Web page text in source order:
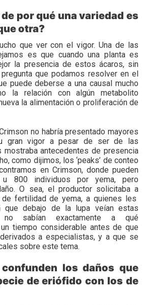
por qué una variedad es
otra?
que ver con el vigor. Una de las
es que cuando una planta es
la presencia de estos ácaros, sin
que podamos resolver en el
puede deberse a una causal mucho
la relación con algún metabolito
la alimentación o proliferación de
no habría presentado mayores
gran vigor a pesar de ser de las
mostraba antecedentes de presencia
como dijimos, los ‘peaks’ de conteo
en Crimson, donde pueden
800 individuos por yema, pero
O sea, el productor solicitaba a
fertilidad de yema, a quienes les
que debajo de la lupa veían estas
no sabían exactamente a qué
tiempo considerable antes de que
a especialistas, y a que se
sobre este tema.
los daños que
de eriófido con los de